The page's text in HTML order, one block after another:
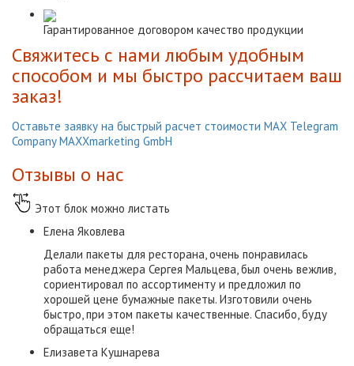
Гарантированное договором качество продукции
Свяжитесь с нами любым удобным
способом и мы быстро рассчитаем ваш
заказ!
Оставьте заявку на быстрый расчет стоимости МАХ Telegram
Company MAXXmarketing GmbH
Отзывы о нас
Этот блок можно листать
Елена Яковлева
Делали пакеты для ресторана, очень понравилась
работа менеджера Сергея Мальцева, был очень вежлив,
сориентировал по ассортименту и предложил по
хорошей цене бумажные пакеты. Изготовили очень
быстро, при этом пакеты качественные. Спасибо, буду
обращаться еще!
Елизавета Кушнарева